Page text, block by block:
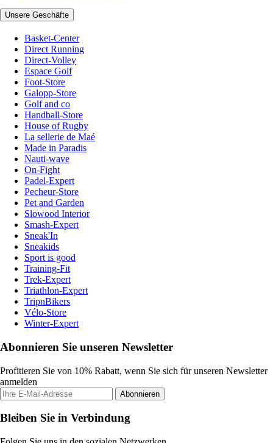
Unsere Geschäfte
Basket-Center
Direct Running
Direct-Volley
Espace Golf
Foot-Store
Galopp-Store
Golf and co
Handball-Store
House of Rugby
La sellerie de Maé
Made in Paradis
Nauti-wave
On-Fight
Padel-Expert
Pecheur-Store
Pet and Garden
Slowood Interior
Smash-Expert
Sneak'In
Sneakids
Sport is good
Training-Fit
Trek-Expert
Triathlon-Expert
TripnBikers
Vélo-Store
Winter-Expert
Abonnieren Sie unseren Newsletter
Profitieren Sie von 10% Rabatt, wenn Sie sich für unseren Newsletter
anmelden
Abonnieren
Bleiben Sie in Verbindung